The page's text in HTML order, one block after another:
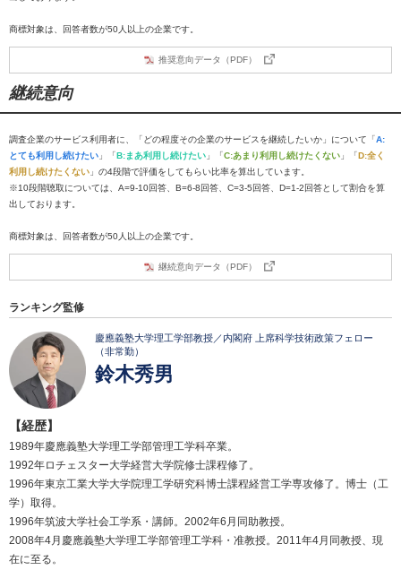
商標対象は、回答者数が50人以上の企業です。
推奨意向データ（PDF）
継続意向
調査企業のサービス利用者に、「どの程度その企業のサービスを継続したいか」について「A:
とても利用し続けたい 」「B:まあ利用し続けたい 」「C:あまり利用し続けたくない 」「D:全く
利用し続けたくない 」の4段階で評価をしてもらい比率を算出しています。
※10段階聴取については、A=9-10回答、B=6-8回答、C=3-5回答、D=1-2回答として割合を算
出しております。
商標対象は、回答者数が50人以上の企業です。
継続意向データ（PDF）
ランキング監修
慶應義塾大学理工学部教授／内閣府 上席科学技術政策フェロー
（非常勤）
鈴木秀男
【経歴】
1989年慶應義塾大学理工学部管理工学科卒業。
1992年ロチェスター大学経営大学院修士課程修了。
1996年東京工業大学大学院理工学研究科博士課程経営工学専攻修了。博士（工
学）取得。
1996年筑波大学社会工学系・講師。2002年6月同助教授。
2008年4月慶應義塾大学理工学部管理工学科・准教授。2011年4月同教授、現
在に至る。